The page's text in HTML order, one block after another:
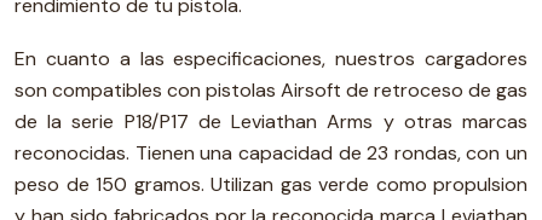
rendimiento de tu pistola.
En cuanto a las especificaciones, nuestros cargadores
son compatibles con pistolas Airsoft de retroceso de gas
de la serie P18/P17 de Leviathan Arms y otras marcas
reconocidas. Tienen una capacidad de 23 rondas, con un
peso de 150 gramos. Utilizan gas verde como propulsion